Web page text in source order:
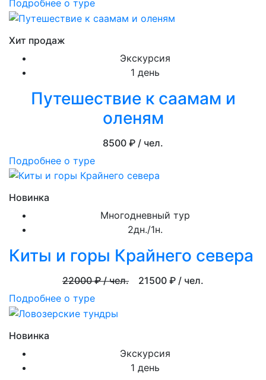
Подробнее о туре
Хит продаж
Экскурсия
1 день
Путешествие к саамам и
оленям
8500 ₽ / чел.
Подробнее о туре
Новинка
Многодневный тур
2дн./1н.
Киты и горы Крайнего севера
22000₽ / чел. 21500 ₽ / чел.
Подробнее о туре
Новинка
Экскурсия
1 день